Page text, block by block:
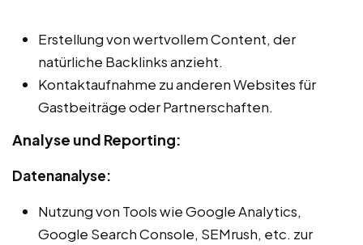
Erstellung von wertvollem Content, der
natürliche Backlinks anzieht.
Kontaktaufnahme zu anderen Websites für
Gastbeiträge oder Partnerschaften.
Analyse und Reporting:
Datenanalyse:
Nutzung von Tools wie Google Analytics,
Google Search Console, SEMrush, etc. zur